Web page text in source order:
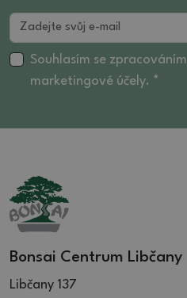
Souhlasím se zpracováním
marketingové účely. *
Bonsai Centrum Libčany
Libčany 137